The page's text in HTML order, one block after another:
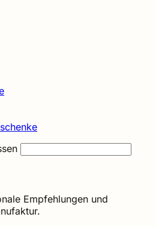
Empfehlungen und